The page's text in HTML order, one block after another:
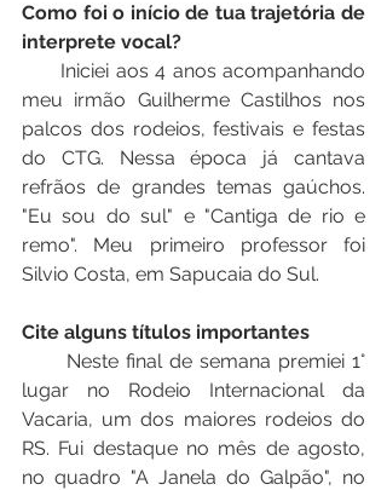
Como foi o início de tua trajetória de
interprete vocal?
meu irmão Guilherme Castilhos nos
palcos dos rodeios, festivais e festas
do CTG. Nessa época já cantava
refrãos de grandes temas gaúchos.
"Eu sou do sul" e "Cantiga de rio e
remo". Meu primeiro professor foi
Silvio Costa, em Sapucaia do Sul.
Cite alguns títulos importantes
lugar no Rodeio Internacional da
Vacaria, um dos maiores rodeios do
RS. Fui destaque no mês de agosto,
no quadro "A Janela do Galpão", no